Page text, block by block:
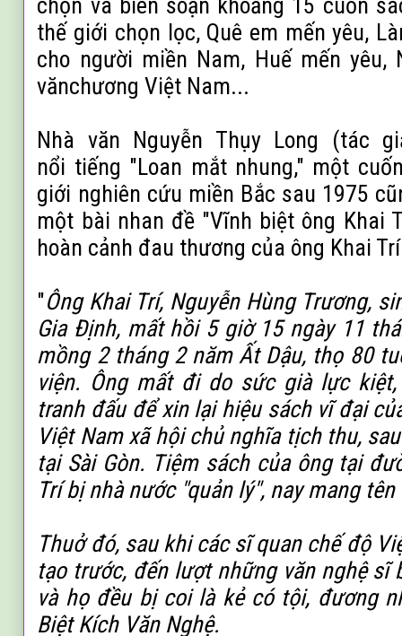
chọn và biên soạn khoảng 15 cuốn
thế giới chọn lọc, Quê em mến yêu,
cho người miền Nam, Huế mến
vănchương Việt Nam...
Nhà văn Nguyễn Thụy Long (tác
nổi tiếng "Loan mắt nhung," một
giới nghiên cứu miền Bắc sau 1975
một bài nhan đề "Vĩnh biệt ông Khai
hoàn cảnh đau thương của ông Khai
"Ông Khai Trí, Nguyễn Hùng Trương,
Gia Định, mất hồi 5 giờ 15 ngày 11
mồng 2 tháng 2 năm Ất Dậu, thọ 80
viện. Ông mất đi do sức già lực
tranh đấu để xin lại hiệu sách vĩ đại
Việt Nam xã hội chủ nghĩa tịch thu,
tại Sài Gòn. Tiệm sách của ông tại
Trí bị nhà nước "quản lý", nay mang
Thuở đó, sau khi các sĩ quan chế độ
tạo trước, đến lượt những văn nghệ sĩ
và họ đều bị coi là kẻ có tội, đương
Biệt Kích Văn Nghệ.